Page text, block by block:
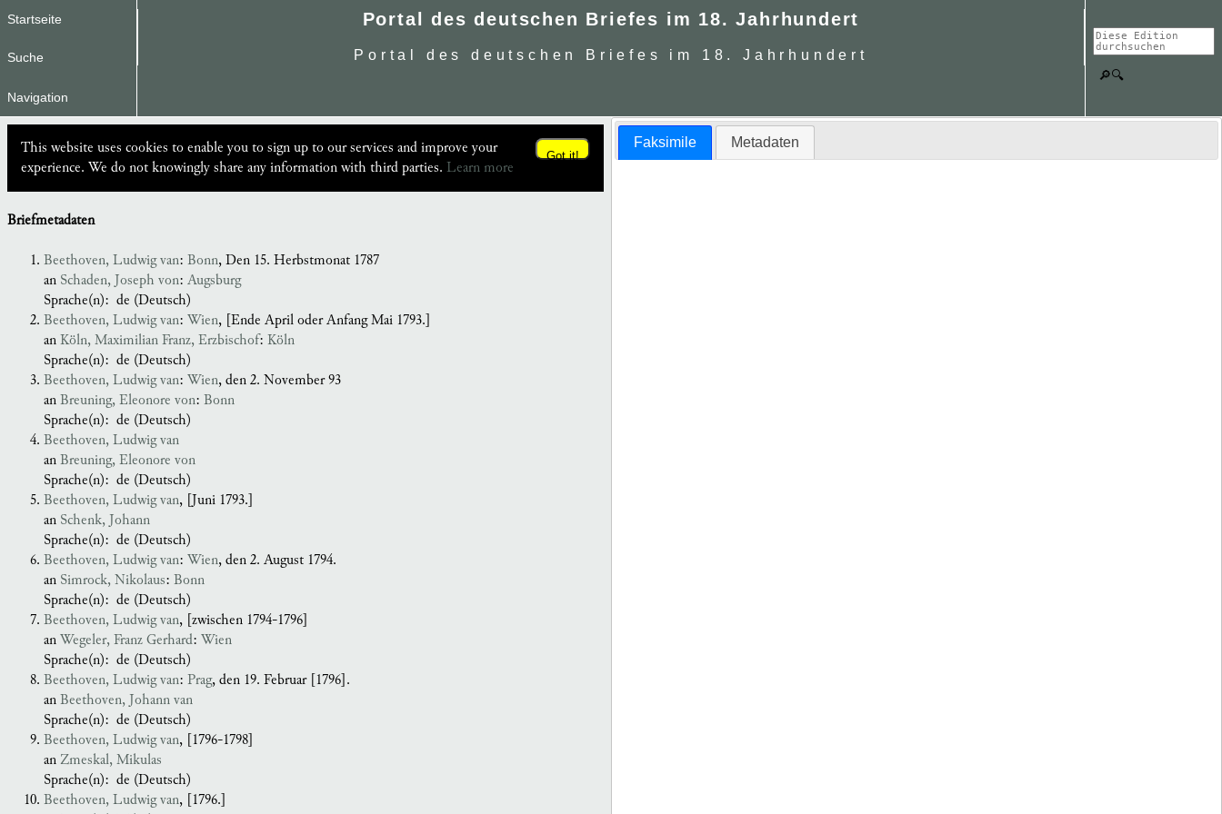
Startseite
Suche
Navigation
Portal des deutschen Briefes im 18. Jahrhundert
Portal des deutschen Briefes im 18. Jahrhundert
🔎🔍
This website uses cookies to enable you to sign up to our services and improve your
experience. We do not knowingly share any information with third parties. Learn more
Got it!
Briefmetadaten
Beethoven, Ludwig van: Bonn, Den 15. Herbstmonat 1787
an Schaden, Joseph von: Augsburg
Sprache(n): de (Deutsch)
Beethoven, Ludwig van: Wien, [Ende April oder Anfang Mai 1793.]
anKöln, Maximilian Franz, Erzbischof: Köln
Sprache(n): de (Deutsch)
Beethoven, Ludwig van: Wien, den 2. November 93
anBreuning, Eleonore von: Bonn
Sprache(n): de (Deutsch)
Beethoven, Ludwig van
anBreuning, Eleonore von
Sprache(n): de (Deutsch)
Beethoven, Ludwig van, [Juni 1793.]
an Schenk, Johann
Sprache(n): de (Deutsch)
Beethoven, Ludwig van: Wien, den 2. August 1794.
an Simrock, Nikolaus: Bonn
Sprache(n): de (Deutsch)
Beethoven, Ludwig van, [zwischen 1794-1796]
anWegeler, Franz Gerhard: Wien
Sprache(n): de (Deutsch)
Beethoven, Ludwig van: Prag, den 19. Februar [1796].
anBeethoven, Johann van
Sprache(n): de (Deutsch)
Beethoven, Ludwig van, [1796-1798]
anZmeskal, Mikulas
Sprache(n): de (Deutsch)
Beethoven, Ludwig van, [1796.]
Faksimile Metadaten